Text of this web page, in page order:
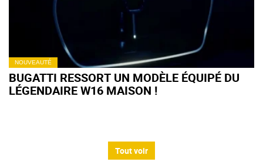
NOUVEAUTÉ
BUGATTI RESSORT UN MODÈLE ÉQUIPÉ DU
LÉGENDAIRE W16 MAISON !
Tout voir